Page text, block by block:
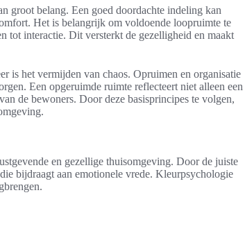
groot belang. Een goed doordachte indeling kan
Het is belangrijk om voldoende loopruimte te
tot interactie. Dit versterkt de gezelligheid en maakt
is het vermijden van chaos. Opruimen en organisatie
Een opgeruimde ruimte reflecteert niet alleen een
de bewoners. Door deze basisprincipes te volgen,
en gezellige thuisomgeving. Door de juiste
bijdraagt aan emotionele vrede. Kleurpsychologie